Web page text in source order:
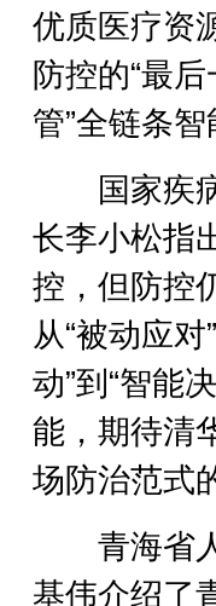
优质医疗资
防控的“最
管”全链条智
国家疾病
长李小松指
控，但防控
从“被动应对
动”到“智能
能，期待清
场防治范式
青海省人
基伟介绍了